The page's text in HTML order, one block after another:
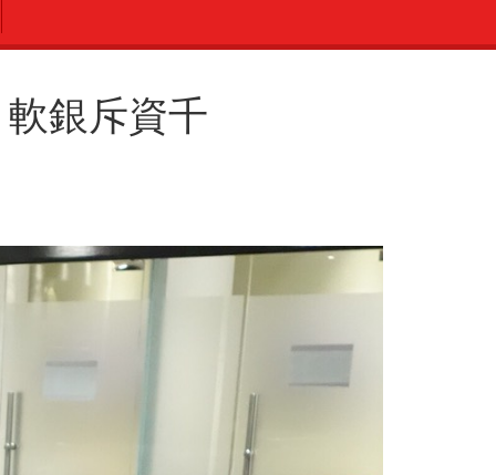
銀斥資千